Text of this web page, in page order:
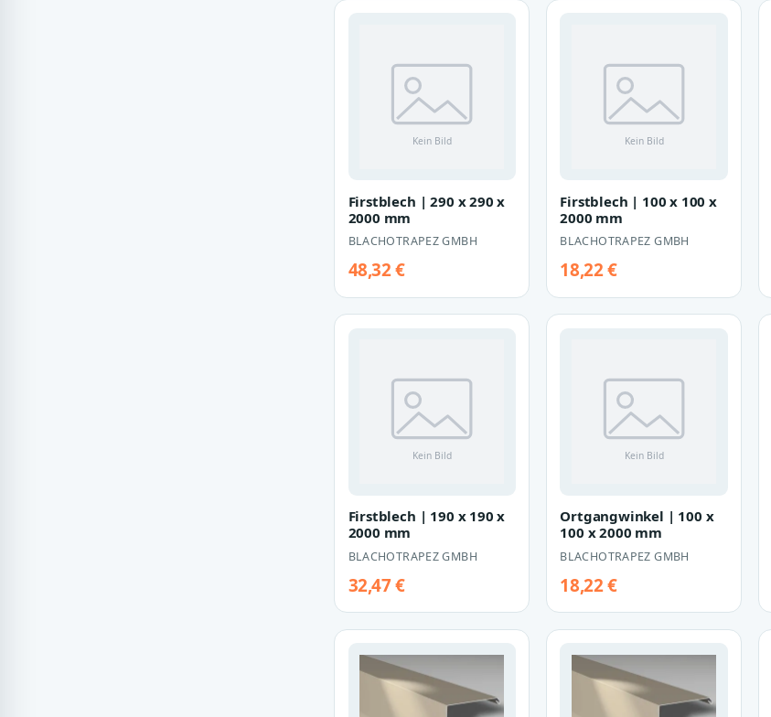
Firstblech | 290 x 290 x
2000 mm
BLACHOTRAPEZ GMBH
48,32 €
Firstblech | 100 x 100 x
2000 mm
BLACHOTRAPEZ GMBH
18,22 €
Firstblech | 190 x 190 x
2000 mm
BLACHOTRAPEZ GMBH
32,47 €
Ortgangwinkel | 100 x
100 x 2000 mm
BLACHOTRAPEZ GMBH
18,22 €